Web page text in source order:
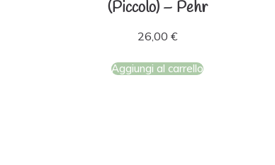
(Piccolo) – Pehr
26,00 €
Aggiungi al carrello